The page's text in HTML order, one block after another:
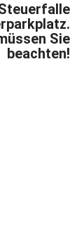
Sie
beachten!